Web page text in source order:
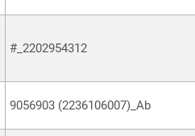
#_2202954312
9056903 (2236106007)_Ab